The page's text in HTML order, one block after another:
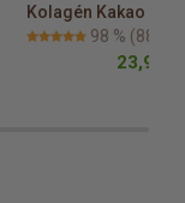
Kolagén Kakao
98 % (88)
23,99 €